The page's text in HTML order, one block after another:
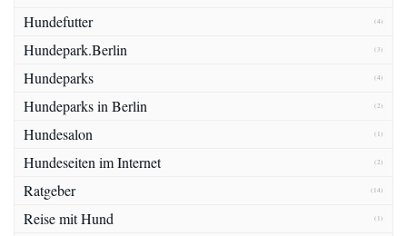
Hundefutter (4)
Hundepark.Berlin (3)
Hundeparks (4)
Hundeparks in Berlin (2)
Hundesalon (1)
Hundeseiten im Internet (2)
Ratgeber (14)
Reise mit Hund (1)